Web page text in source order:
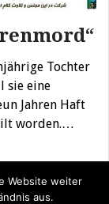
Tochter
sie eine
Jahren Haft
worden.…
Website weiter
aus.